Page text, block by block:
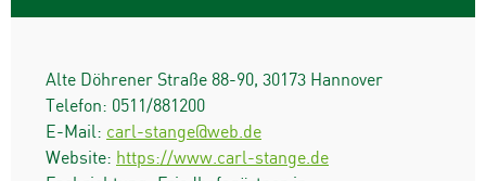
Alte Döhrener Straße 88-90, 30173 Hannover
Telefon: 0511/881200
E-Mail: carl-stange@web.de
Website: https://www.carl-stange.de